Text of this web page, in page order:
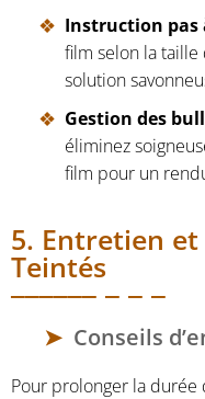
Instruction pas
film selon la taille
solution
Gestion des
éliminez
film pour un
5. Entretien
Teintés
Conseils
Pour prolonger la durée